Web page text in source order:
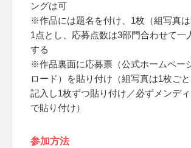
ングは可
※作品には題名を付け、1枚（組写真
1点とし、応募点数は3部門合わせて一
する
※作品裏面に応募票（公式ホームペー
ロード）を貼り付け（組写真は1枚ご
記入し1枚ずつ貼り付け／必ずメンデ
で貼り付け）
参加方法